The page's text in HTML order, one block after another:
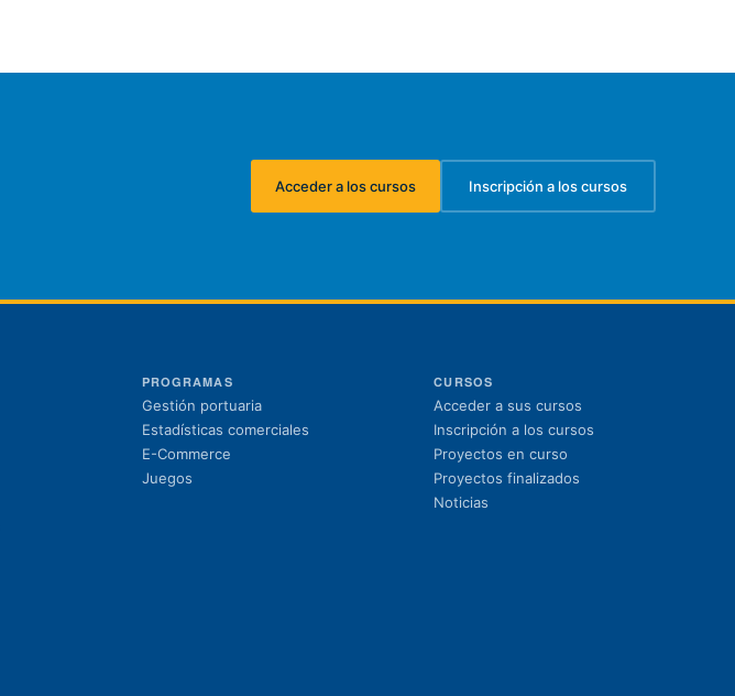
Acceder a los cursos
(se abre en una nueva pestaña)
Inscripción a los cursos
(se abre en una nueva
PROGRAMAS
Gestión portuaria
Estadísticas comerciales
E-Commerce
Juegos
CURSOS
Acceder a sus cursos
Inscripción a los cursos
Proyectos en curso
Proyectos finalizados
Noticias